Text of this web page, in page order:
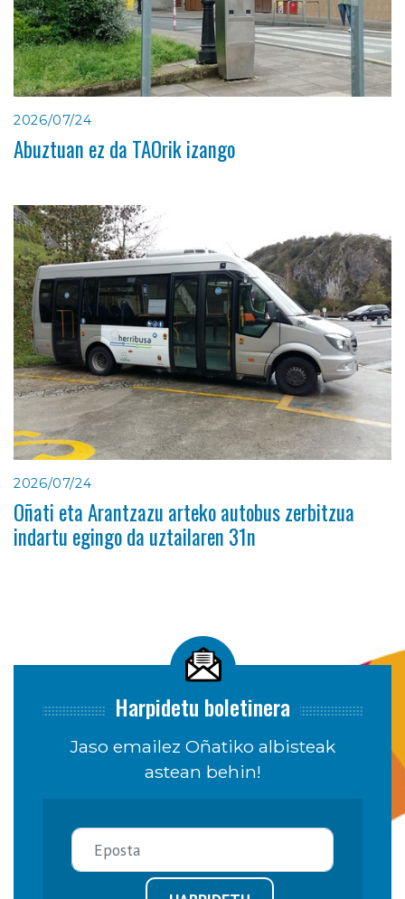
2026/07/24
Abuztuan ez da TAOrik izango
2026/07/24
Oñati eta Arantzazu arteko autobus zerbitzua
indartu egingo da uztailaren 31n
Harpidetu boletinera
Jaso emailez Oñatiko albisteak
astean behin!